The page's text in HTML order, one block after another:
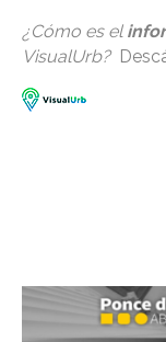
¿Cómo es el
VisualUrb?